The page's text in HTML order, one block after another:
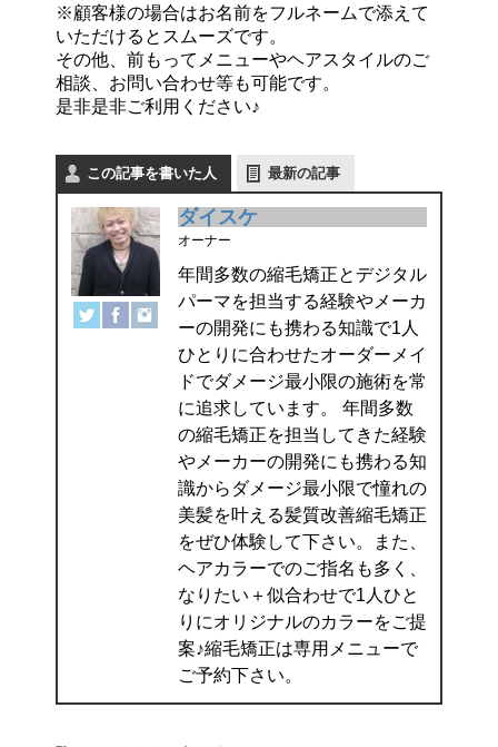
※顧客様の場合はお名前をフルネームで添えて
いただけるとスムーズです。
その他、前もってメニューやヘアスタイルのご
相談、お問い合わせ等も可能です。
是非是非ご利用ください♪
この記事を書いた人 最新の記事
ダイスケ
オーナー
年間多数の縮毛矯正とデジタル
パーマを担当する経験やメーカ
ーの開発にも携わる知識で1人
ひとりに合わせたオーダーメイ
ドでダメージ最小限の施術を常
に追求しています。 年間多数
の縮毛矯正を担当してきた経験
やメーカーの開発にも携わる知
識からダメージ最小限で憧れの
美髪を叶える髪質改善縮毛矯正
をぜひ体験して下さい。また、
ヘアカラーでのご指名も多く、
なりたい＋似合わせで1人ひと
りにオリジナルのカラーをご提
案♪縮毛矯正は専用メニューで
ご予約下さい。